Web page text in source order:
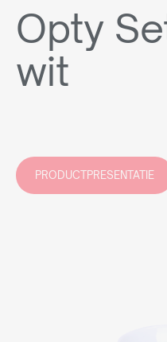
Opty
wit
PRODUCTPRESENTATIE